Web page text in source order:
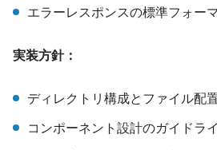
エラーレスポンスの標準フォー
実装方針：
ディレクトリ構成とファイル配
コンポーネント設計のガイドラ